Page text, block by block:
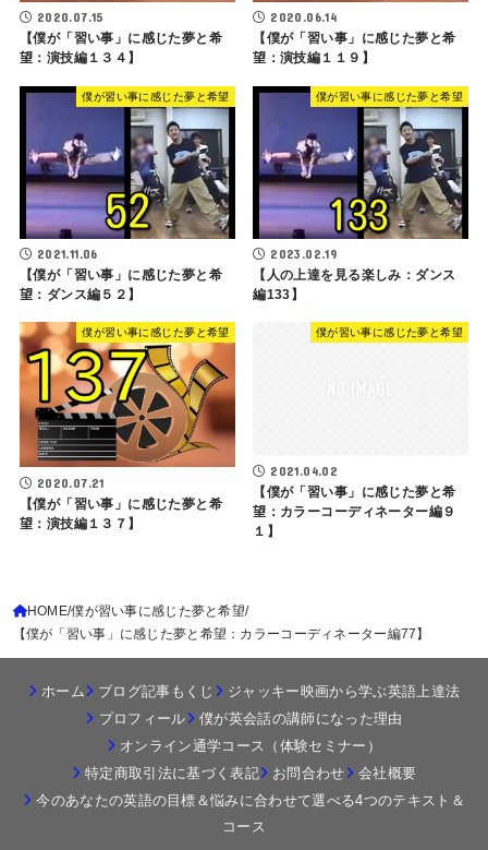
2020.07.15
【僕が「習い事」に感じた夢と希
望：演技編１３４】
2020.06.14
【僕が「習い事」に感じた夢と希
望：演技編１１９】
僕が習い事に感じた夢と希望
2021.11.06
【僕が「習い事」に感じた夢と希
望：ダンス編５２】
僕が習い事に感じた夢と希望
2023.02.19
【人の上達を見る楽しみ：ダンス
編133】
僕が習い事に感じた夢と希望
2020.07.21
【僕が「習い事」に感じた夢と希
望：演技編１３７】
僕が習い事に感じた夢と希望
2021.04.02
【僕が「習い事」に感じた夢と希
望：カラーコーディネーター編９
１】
HOME 僕が習い事に感じた夢と希望
【僕が「習い事」に感じた夢と希望：カラーコーディネーター編77】
ホーム ブログ記事もくじ
ジャッキー映画から学ぶ英語上達法
プロフィール
僕が英会話の講師になった理由
オンライン通学コース（体験セミナー）
特定商取引法に基づく表記
お問合わせ
会社概要
今のあなたの英語の目標＆悩みに合わせて選べる4つのテキスト＆
コース